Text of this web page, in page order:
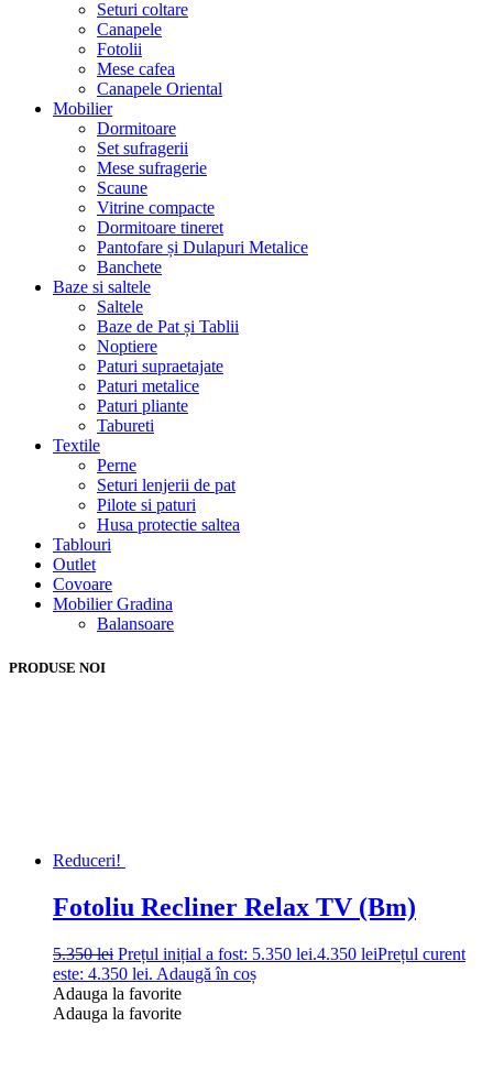
Seturi coltare
Canapele
Fotolii
Mese cafea
Canapele Oriental
Mobilier
Dormitoare
Set sufragerii
Mese sufragerie
Scaune
Vitrine compacte
Dormitoare tineret
Pantofare și Dulapuri Metalice
Banchete
Baze si saltele
Saltele
Baze de Pat și Tablii
Noptiere
Paturi supraetajate
Paturi metalice
Paturi pliante
Tabureti
Textile
Perne
Seturi lenjerii de pat
Pilote si paturi
Husa protectie saltea
Tablouri
Outlet
Covoare
Mobilier Gradina
Balansoare
PRODUSE NOI
Reduceri!
Fotoliu Recliner Relax TV (Bm)
5.350lei Prețul inițial a fost: 5.350 lei.4.350 leiPrețul curent
este: 4.350 lei. Adaugă în coș
Adauga la favorite
Adauga la favorite